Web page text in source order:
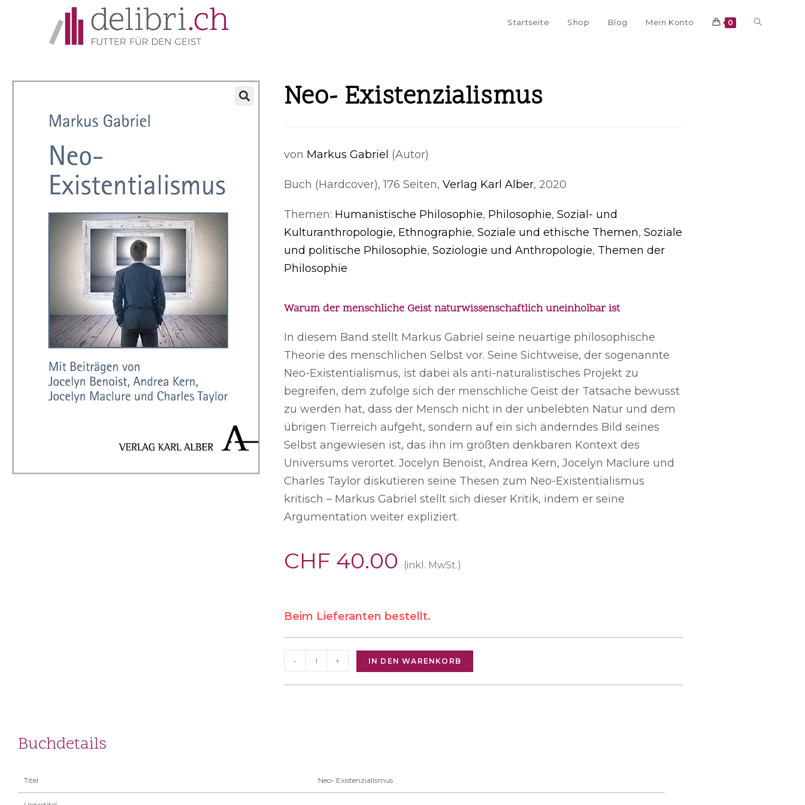
Startseite Shop Blog Mein Konto 0
Neo- Existenzialismus
von Markus Gabriel (Autor)
Buch (Hardcover), 176 Seiten, Verlag Karl Alber, 2020
Themen: Humanistische Philosophie, Philosophie, Sozial- und
Kulturanthropologie, Ethnographie, Soziale und ethische Themen, Soziale
und politische Philosophie, Soziologie und Anthropologie, Themen der
Philosophie
Warum der menschliche Geist naturwissenschaftlich uneinholbar ist
In diesem Band stellt Markus Gabriel seine neuartige philosophische
Theorie des menschlichen Selbst vor. Seine Sichtweise, der sogenannte
Neo-Existentialismus, ist dabei als anti-naturalistisches Projekt zu
begreifen, dem zufolge sich der menschliche Geist der Tatsache bewusst
zu werden hat, dass der Mensch nicht in der unbelebten Natur und dem
übrigen Tierreich aufgeht, sondern auf ein sich änderndes Bild seines
Selbst angewiesen ist, das ihn im größten denkbaren Kontext des
Universums verortet. Jocelyn Benoist, Andrea Kern, Jocelyn Maclure und
Charles Taylor diskutieren seine Thesen zum Neo-Existentialismus
kritisch – Markus Gabriel stellt sich dieser Kritik, indem er seine
Argumentation weiter expliziert.
CHF 40.00 (inkl. MwSt.)
Beim Lieferanten bestellt.
- + IN DEN WARENKORB
Buchdetails
Titel Neo- Existenzialismus